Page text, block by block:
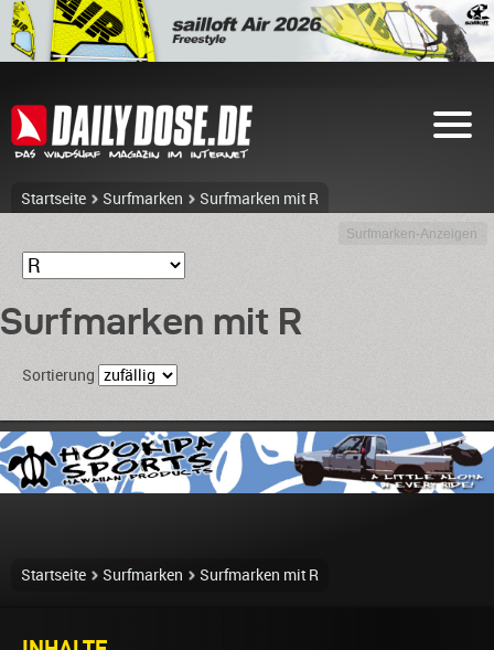
Startseite Surfmarken Surfmarken mit R
Surfmarken-Anzeigen
Surfmarken mit R
Sortierung
Startseite Surfmarken Surfmarken mit R